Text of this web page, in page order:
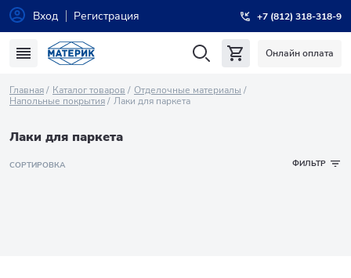
Вход Регистрация +7 (812) 318-318-9
Онлайн оплата
Главная Каталог товаров
Отделочные материалы
Напольные покрытия
Лаки для паркета
Лаки для паркета
СОРТИРОВКА ФИЛЬТР